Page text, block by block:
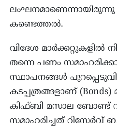
കണ്ടെത്തൽ.
വിദേശ മാര്‍ക്കറ്റുകളില്‍
തന്നെ പണം
സ്ഥാപനങ്ങൾ
കടപ്പത്രങ്ങളാണ്
കിഫ്‌ബി മസാല ബോണ്ട്
സമാഹരിച്ചത് റിസേർവ്